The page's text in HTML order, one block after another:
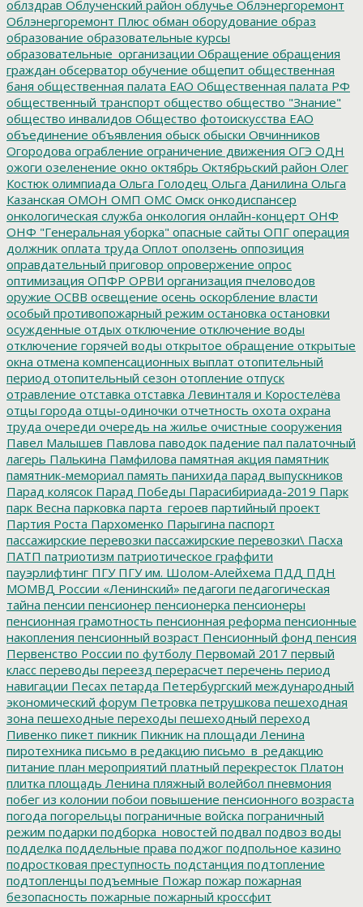
облздрав Облученский район облучье Облэнергоремонт
Облэнергоремонт Плюс обман оборудование образ
образование образовательные курсы
образовательные_организации Обращение обращения
граждан обсерватор обучение общепит общественная
баня общественная палата ЕАО Общественная палата РФ
общественный транспорт общество общество "Знание"
общество инвалидов Общество фотоискусства ЕАО
объединение объявления обыск обыски Овчинников
Огородова ограбление ограничение движения ОГЭ ОДН
ожоги озеленение окно октябрь Октябрьский район Олег
Костюк олимпиада Ольга Голодец Ольга Данилина Ольга
Казанская ОМОН ОМП ОМС Омск онкодиспансер
онкологическая служба онкология онлайн-концерт ОНФ
ОНФ "Генеральная уборка" опасные сайты ОПГ операция
должник оплата труда Оплот оползень оппозиция
оправдательный приговор опровержение опрос
оптимизация ОПФР ОРВИ организация пчеловодов
оружие ОСВВ освещение осень оскорбление власти
особый противопожарный режим остановка остановки
осужденные отдых отключение отключение воды
отключение горячей воды открытое обращение открытые
окна отмена компенсационных выплат отопительный
период отопительный сезон отопление отпуск
отравление отставка отставка Левинталя и Коростелёва
отцы города отцы-одиночки отчетность охота охрана
труда очереди очередь на жилье очистные сооружения
Павел Малышев Павлова паводок падение пал палаточный
лагерь Палькина Памфилова памятная акция памятник
памятник-мемориал память панихида парад выпускников
Парад колясок Парад Победы Парасибириада-2019 Парк
парк Весна парковка парта_героев партийный проект
Партия Роста Пархоменко Парыгина паспорт
пассажирские перевозки пассажирские перевозки\ Пасха
ПАТП патриотизм патриотическое граффити
пауэрлифтинг ПГУПГУ им. Шолом-Алейхема ПДД ПДН
МОМВД России «Ленинский» педагоги педагогическая
тайна пенсии пенсионер пенсионерка пенсионеры
пенсионная грамотность пенсионная реформа пенсионные
накопления пенсионный возраст Пенсионный фонд пенсия
Первенство России по футболу Первомай 2017 первый
класс переводы переезд перерасчет перечень период
навигации Песах петарда Петербургский международный
экономический форум Петровка петрушкова пешеходная
зона пешеходные переходы пешеходный переход
Пивенко пикет пикник Пикник на площади Ленина
пиротехника письмо в редакцию письмо_в_редакцию
питание план мероприятий платный перекресток Платон
плитка площадь Ленина пляжный волейбол пневмония
побег из колонии побои повышение пенсионного возраста
погода погорельцы пограничные войска пограничный
режим подарки подборка_новостей подвал подвоз воды
подделка поддельные права поджог подпольное казино
подростковая преступность подстанция подтопление
подтопленцы подъемные Пожар пожар пожарная
безопасность пожарные пожарный кроссфит